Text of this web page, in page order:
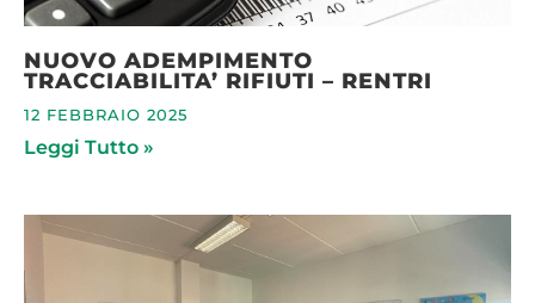
NUOVO ADEMPIMENTO
TRACCIABILITA’ RIFIUTI – RENTRI
12 FEBBRAIO 2025
Leggi Tutto »